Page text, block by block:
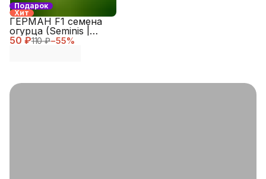
Подарок
Хит
50 ₽110 ₽−55%
ГЕРМАН F1 семена
огурца (Seminis |
Alexagro)